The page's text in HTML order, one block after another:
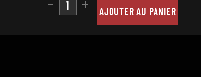
- + AJOUTER AU PANIER